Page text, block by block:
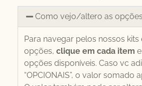
Como vejo/altero as
Para navegar pelos nossos kits
opções, clique em cada item
opções disponíveis. Caso vc
“OPCIONAIS”, o valor somado